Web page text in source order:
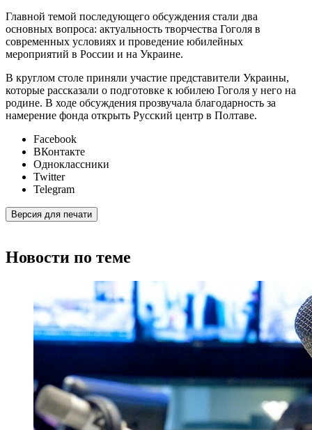
Главной темой последующего обсуждения стали два
основных вопроса: актуальность творчества Гоголя в
современных условиях и проведение юбилейных
мероприятий в России и на Украине.
В круглом столе приняли участие представители Украины,
которые рассказали о подготовке к юбилею Гоголя у него на
родине. В ходе обсуждения прозвучала благодарность за
намерение фонда открыть Русский центр в Полтаве.
Facebook
ВКонтакте
Одноклассники
Twitter
Telegram
Версия для печати
Новости по теме